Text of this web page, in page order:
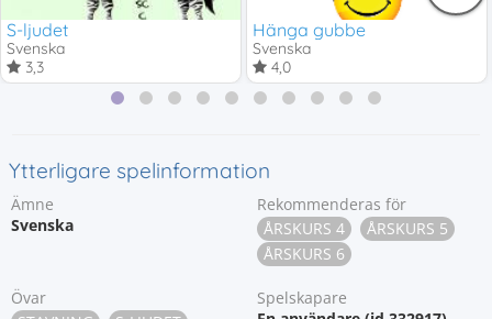
S-ljudet
Svenska
3,3
Hänga gubbe
Svenska
4,0
Ytterligare spelinformation
Ämne
Svenska
Rekommenderas för
ÅRSKURS 4
ÅRSKURS 5
ÅRSKURS 6
Övar
Spelskapare